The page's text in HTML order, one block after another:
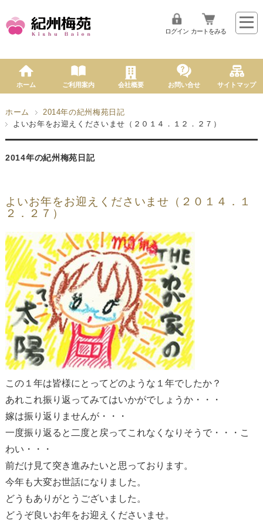
ログイン カートをみる
ホーム ご利用案内 会社概要 お問い合せ サイトマップ
ホーム
2014年の紀州梅苑日記
よいお年をお迎えくださいませ（２０１４．１２．２７）
2014年の紀州梅苑日記
よいお年をお迎えくださいませ（２０１４．１
２．２７）
この１年は皆様にとってどのような１年でしたか？
あれこれ振り返ってみてはいかがでしょうか・・・
嫁は振り返りませんが・・・
一度振り返ると二度と戻ってこれなくなりそうで・・・こ
わい・・・
前だけ見て突き進みたいと思っております。
今年も大変お世話になりました。
どうもありがとうございました。
どうぞ良いお年をお迎えくださいませ。